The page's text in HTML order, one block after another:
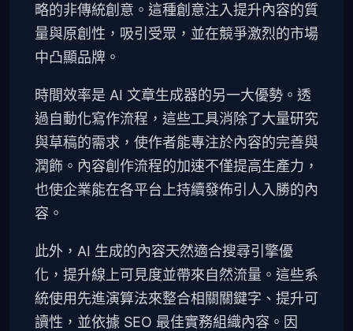
略的非傳統創意。這種創意注入提升內容的質
量與原創性，吸引受眾，並在競爭激烈的市場
中凸顯品牌。
時間效率是 AI 文章生成器的另一大優勢。透
過自動化寫作流程，這些工具消除了大量研究
與草稿的需求，使作者能專注於內容的完善與
潤飾。內容創作流程的加速不僅提高生產力，
也使企業能在各平台上持續發佈引人入勝的內
容。
此外，AI 生成的內容天然適合搜尋引擎優
化，提升線上可見度並帶來自然流量。這些系
統使用先進演算法來整合相關關鍵字、提升可
讀性，並依據 SEO 最佳實務組織內容。因